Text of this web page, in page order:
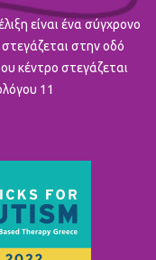
είναι ένα σύγχρονο
στην οδό
κέντρο στεγάζεται
11